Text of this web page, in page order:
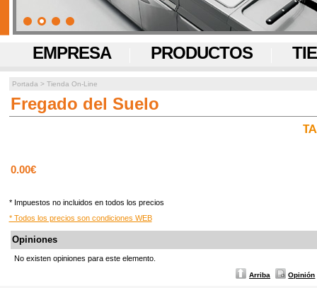
EMPRESA PRODUCTOS
Portada > Tienda On-Line
Fregado del Suelo
0.00€
* Impuestos no incluidos en todos los precios
* Todos los precios son condiciones WEB
Opiniones
No existen opiniones para este elemento.
Arriba Opinión